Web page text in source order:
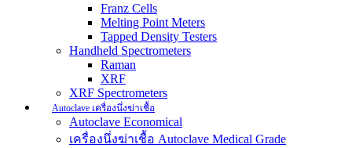
Franz Cells
Melting Point Meters
Tapped Density Testers
Handheld Spectrometers
Raman
XRF
XRF Spectrometers
Autoclave เครื่องนึ่งฆ่าเชื้อ
Autoclave Economical
เครื่องนึ่งฆ่าเชื้อ Autoclave Medical Grade